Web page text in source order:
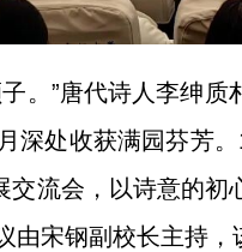
。”唐代诗人李绅
深处收获满园芬芳
交流会，以诗意的
由宋钢副校长主持